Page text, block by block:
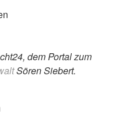
dem Portal zum
Sören Siebert.